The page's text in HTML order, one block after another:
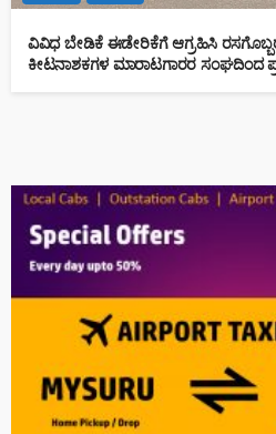
ವಿವಿಧ ಬೇಡಿಕೆ ಈಡೇರಿಕೆಗೆ ಆಗ್ರಹಿಸಿ
ಕೀಟನಾಶಕಗಳ ಮಾರಾಟಗಾರರ ಸಂಘದಿಂದ